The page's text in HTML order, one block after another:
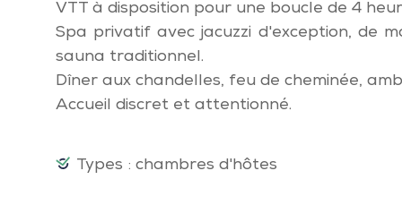
VTT à disposition pour une boucle de 4
Spa privatif avec jacuzzi d'exception, de
sauna traditionnel.
Dîner aux chandelles, feu de cheminée,
Accueil discret et attentionné.
Types : chambres d'hôtes